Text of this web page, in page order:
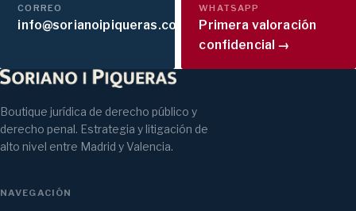
CORREO
info@sorianoipiqueras.com
WHATSAPP
Primera valoración
confidencial →
Boutique jurídica de derecho público y
derecho penal. Estrategia y litigación de
alto nivel entre Madrid y Valencia.
NAVEGACIÓN